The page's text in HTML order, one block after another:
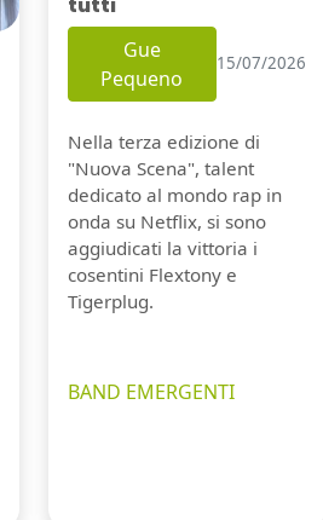
Gue
Pequeno
15/07/2026
Nella terza edizione di
"Nuova Scena", talent
dedicato al mondo rap in
onda su Netflix, si sono
aggiudicati la vittoria i
cosentini Flextony e
Tigerplug.
BAND EMERGENTI